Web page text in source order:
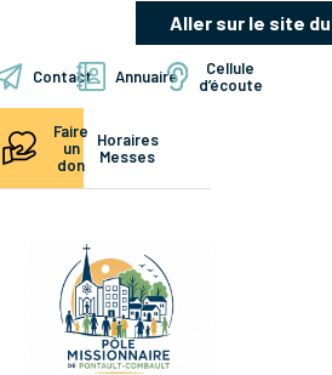
Aller sur le site
Contact Annuaire
Cellule
d’écoute
Faire
un
don
Horaires
Messes